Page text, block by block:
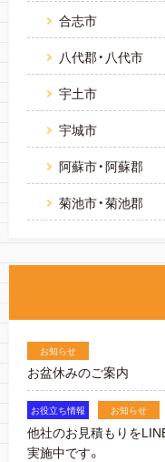
合志市
八代郡・八代市
宇土市
宇城市
阿蘇市・阿蘇郡
菊池市・菊池郡
お知らせ
お盆休みのご案内
お役立ち情報 お知らせ
他社のお見積もりを
実施中です。